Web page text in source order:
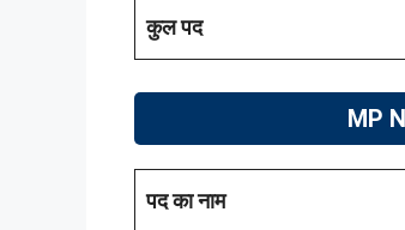
कुल पद
MP
पद का नाम